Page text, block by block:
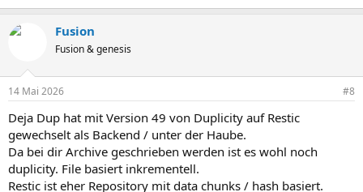
Fusion
Fusion & genesis
14 Mai 2026 #8
Deja Dup hat mit Version 49 von Duplicity auf Restic
gewechselt als Backend / unter der Haube.
Da bei dir Archive geschrieben werden ist es wohl noch
duplicity. File basiert inkrementell.
Restic ist eher Repository mit data chunks / hash basiert.